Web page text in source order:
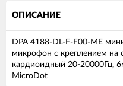
ОПИСАНИЕ
DPA 4188-DL-F-F00-ME
микрофон с креплением на
кардиоидный 20-20000Гц,
MicroDot